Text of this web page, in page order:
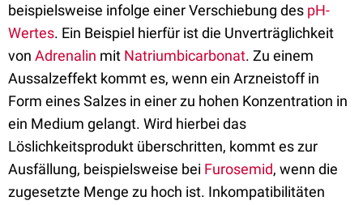
beispielsweise infolge einer Verschiebung des pH-
Wertes. Ein Beispiel hierfür ist die Unverträglichkeit
von Adrenalin mit Natriumbicarbonat. Zu einem
Aussalzeffekt kommt es, wenn ein Arzneistoff in
Form eines Salzes in einer zu hohen Konzentration in
ein Medium gelangt. Wird hierbei das
Löslichkeitsprodukt überschritten, kommt es zur
Ausfällung, beispielsweise bei Furosemid, wenn die
zugesetzte Menge zu hoch ist. Inkompatibilitäten